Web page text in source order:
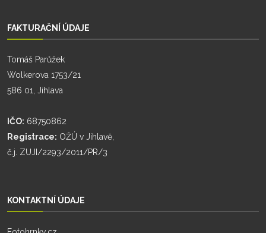
FAKTURAČNÍ ÚDAJE
Tomáš Parůžek
Wolkerova 1753/21
586 01, Jihlava
IČO: 68750862
Registrace: OŽÚ v Jihlavě,
č.j. ZUJI/2293/2011/PR/3
KONTAKTNÍ ÚDAJE